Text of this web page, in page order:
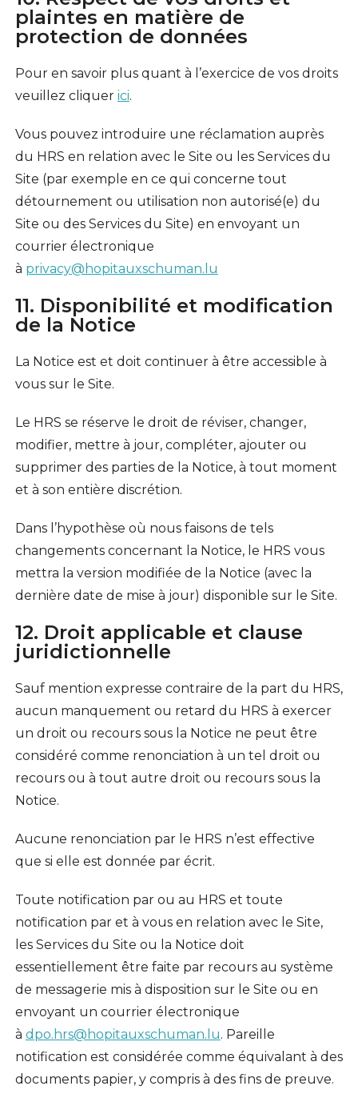
plaintes en matière de
protection de données
Pour en savoir plus quant à l’exercice de vos droits
veuillez cliquer ici.
Vous pouvez introduire une réclamation auprès
du HRS en relation avec le Site ou les Services du
Site (par exemple en ce qui concerne tout
détournement ou utilisation non autorisé(e) du
Site ou des Services du Site) en envoyant un
courrier électronique
à privacy@hopitauxschuman.lu
11. Disponibilité et modification
de la Notice
La Notice est et doit continuer à être accessible à
vous sur le Site.
Le HRS se réserve le droit de réviser, changer,
modifier, mettre à jour, compléter, ajouter ou
supprimer des parties de la Notice, à tout moment
et à son entière discrétion.
Dans l’hypothèse où nous faisons de tels
changements concernant la Notice, le HRS vous
mettra la version modifiée de la Notice (avec la
dernière date de mise à jour) disponible sur le Site.
12. Droit applicable et clause
juridictionnelle
Sauf mention expresse contraire de la part du HRS,
aucun manquement ou retard du HRS à exercer
un droit ou recours sous la Notice ne peut être
considéré comme renonciation à un tel droit ou
recours ou à tout autre droit ou recours sous la
Notice.
Aucune renonciation par le HRS n’est effective
que si elle est donnée par écrit.
Toute notification par ou au HRS et toute
notification par et à vous en relation avec le Site,
les Services du Site ou la Notice doit
essentiellement être faite par recours au système
de messagerie mis à disposition sur le Site ou en
envoyant un courrier électronique
à dpo.hrs@hopitauxschuman.lu. Pareille
notification est considérée comme équivalant à des
documents papier, y compris à des fins de preuve.